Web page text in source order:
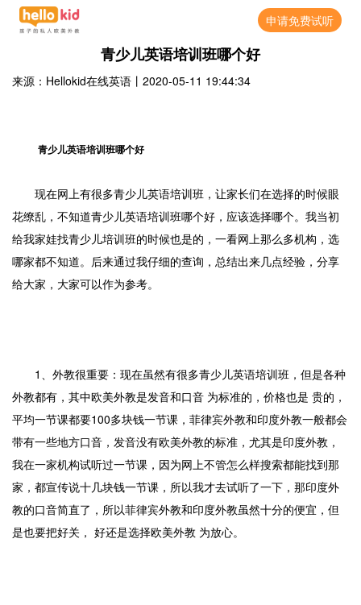
申请免费试听
青少儿英语培训班哪个好
来源：Hellokid在线英语 丨 2020-05-11 19:44:34
青少儿英语培训班哪个好
现在网上有很多青少儿英语培训班，让家长们在选择的时候眼
花缭乱，不知道青少儿英语培训班哪个好，应该选择哪个。我当初
给我家娃找青少儿培训班的时候也是的，一看网上那么多机构，选
哪家都不知道。后来通过我仔细的查询，总结出来几点经验，分享
给大家，大家可以作为参考。
1、外教很重要：现在虽然有很多青少儿英语培训班，但是各种
外教都有，其中欧美外教是发音和口音 为标准的，价格也是 贵的，
平均一节课都要100多块钱一节课，菲律宾外教和印度外教一般都会
带有一些地方口音，发音没有欧美外教的标准，尤其是印度外教，
我在一家机构试听过一节课，因为网上不管怎么样搜索都能找到那
家，都宣传说十几块钱一节课，所以我才去试听了一下，那印度外
教的口音简直了，所以菲律宾外教和印度外教虽然十分的便宜，但
是也要把好关， 好还是选择欧美外教 为放心。